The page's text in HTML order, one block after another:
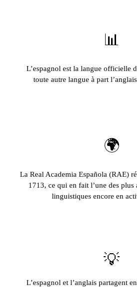
📊
L’espagnol est la langue officielle
toute autre langue à part
🌍
La Real Academia Española (RAE)
1713, ce qui en fait l’une des plus
linguistiques encore en
💡
L’espagnol et l’anglais partagent